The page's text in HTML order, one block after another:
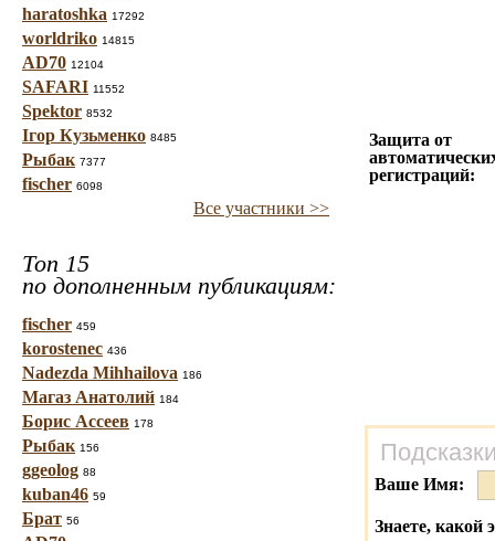
haratoshka 17292
worldriko 14815
AD70 12104
SAFARI 11552
Spektor 8532
Ігор Кузьменко 8485
Рыбак 7377
fischer 6098
Все участники >>
Топ 15
по дополненным публикациям:
fischer 459
korostenec 436
Nadezda Mihhailova 186
Магаз Анатолий 184
Борис Ассеев 178
Рыбак 156
ggeolog 88
kuban46 59
Брат 56
Защита от
регистраций:
Ваше Имя:
Знаете, какой